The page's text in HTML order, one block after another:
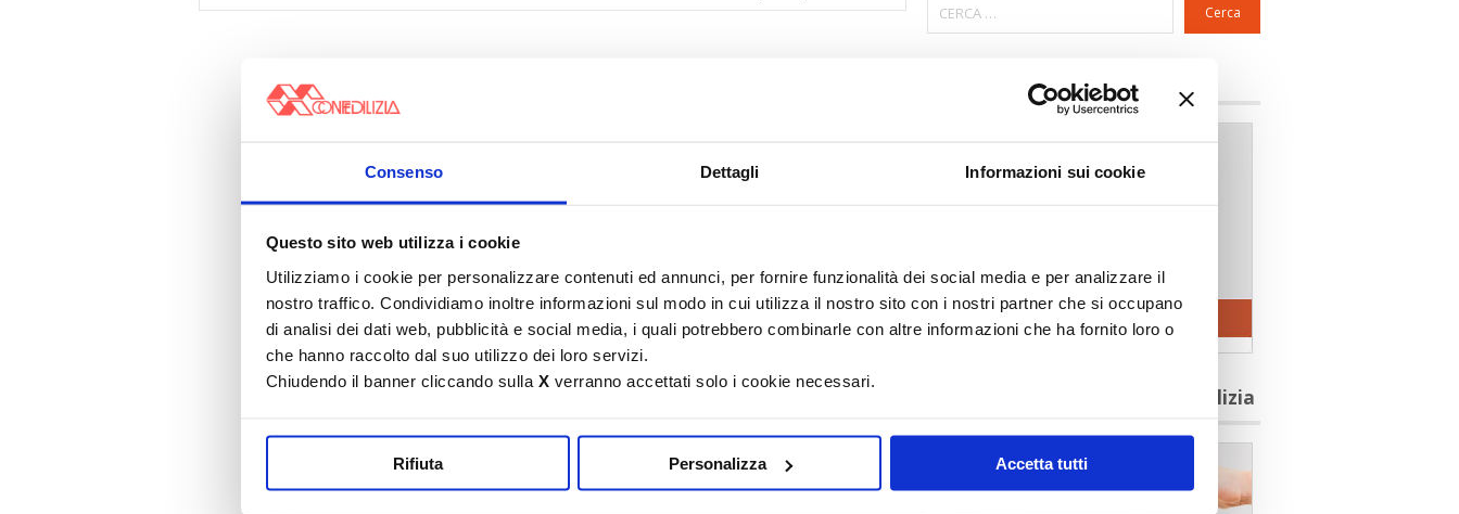
Consenso Dettagli Informazioni sui cookie
Questo sito web utilizza i cookie
Utilizziamo i cookie per personalizzare contenuti ed annunci, per fornire funzionalità dei social media e per analizzare il
nostro traffico. Condividiamo inoltre informazioni sul modo in cui utilizza il nostro sito con i nostri partner che si occupano
di analisi dei dati web, pubblicità e social media, i quali potrebbero combinarle con altre informazioni che ha fornito loro o
che hanno raccolto dal suo utilizzo dei loro servizi.
Chiudendo il banner cliccando sulla X verranno accettati solo i cookie necessari.
Rifiuta Personalizza Accetta tutti
Cerca
〉 Area riservata Associazioni
〉 5 ragioni per aderire a Confedilizia